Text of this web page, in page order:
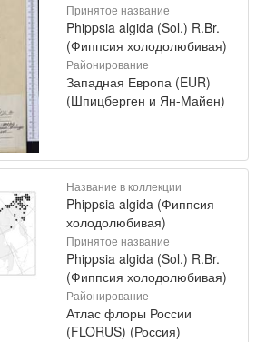
Принятое название
Phippsia algida (Sol.) R.Br.
(Фиппсия холодолюбивая)
Районирование
Западная Европа (EUR)
(Шпицберген и Ян-Майен)
Название в коллекции
Phippsia algida (Фиппсия
холодолюбивая)
Принятое название
Phippsia algida (Sol.) R.Br.
(Фиппсия холодолюбивая)
Районирование
Атлас флоры России
(FLORUS) (Россия)